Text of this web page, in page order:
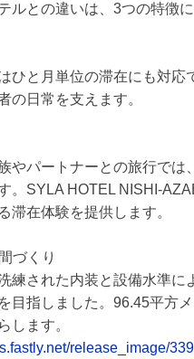
ルとの違いは、3つの特徴に
ひと月単位の滞在にも対
の日常を支えます。
やパートナーとの旅行で
。SYLA HOTEL NISHI-
滞在体験を提供します。
づくり
練された内装と設備水準
目指しました。96.45平方
します。
release_image/